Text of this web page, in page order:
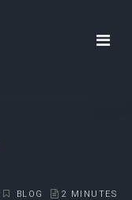
BLOG 2 MINUTES